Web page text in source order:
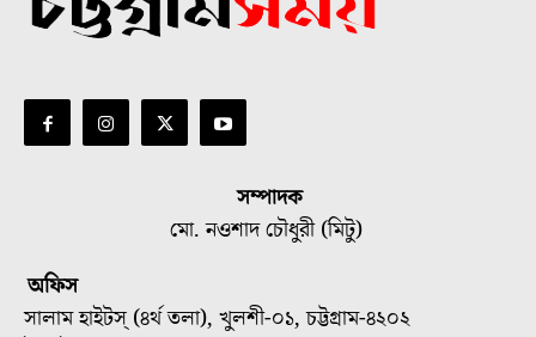
সম্পাদক
মো. নওশাদ চৌধুরী (মিটু)
অফিস
সালাম হাইটস্ (৪র্থ তলা), খুলশী-০১, চট্টগ্রাম-৪২০২